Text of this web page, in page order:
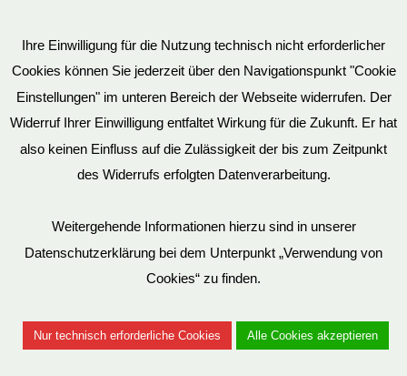
Impressum
Bitte beachten Sie, dass wir für einen zunehmenden Teil der von
uns hergestellten SM-Möbel deutsche Geschmacksmuster beim
Deutschen Patent und Markenamt (DPMA) haben eintragen
Genehmigung zu benutzen. Entsprechende Verstöße werden von
uns juristisch verfolgt.
Ihre Einwilligung für die Nutzung technisch nicht erforderlicher
Cookies können Sie jederzeit über den Navigationspunkt "Cookie
Einstellungen" im unteren Bereich der Webseite widerrufen. Der
Widerruf Ihrer Einwilligung entfaltet Wirkung für die Zukunft. Er hat
also keinen Einfluss auf die Zulässigkeit der bis zum Zeitpunkt
des Widerrufs erfolgten Datenverarbeitung.
Weitergehende Informationen hierzu sind in unserer
Datenschutzerklärung bei dem Unterpunkt „Verwendung von
Cookies“ zu finden.
Nur technisch erforderliche Cookies Alle Cookies akzeptieren